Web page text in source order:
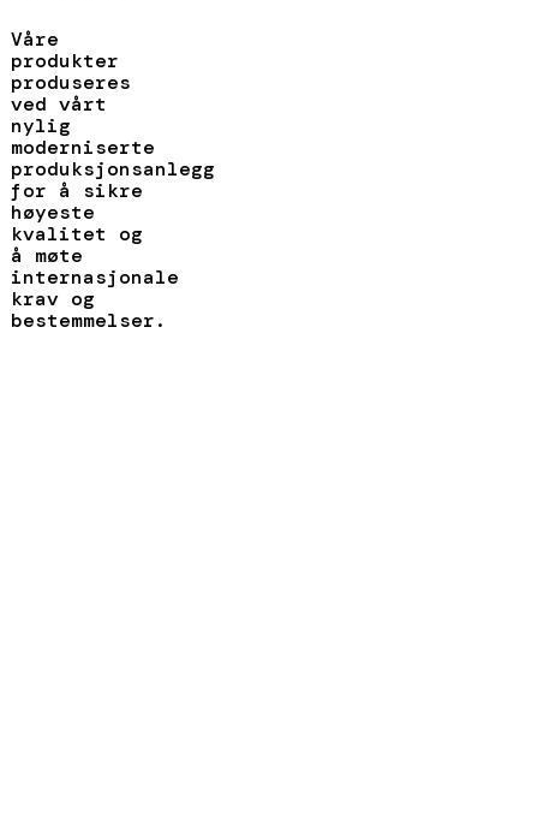
Våre
produkter
produseres
ved vårt
nylig
moderniserte
produksjonsanlegg
for å sikre
høyeste
kvalitet og
å møte
internasjonale
krav og
bestemmelser.